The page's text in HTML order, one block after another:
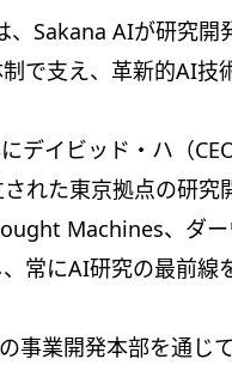
、Sakana AIが研究
で支え、革新的AI技
デイビッド・ハ（
された東京拠点の研
Machines、ダ
常にAI研究の最前線
事業開発本部を通じ